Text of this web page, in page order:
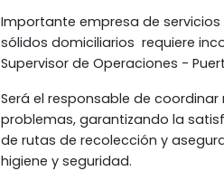
Importante empresa de
sólidos domiciliarios  requiere
Supervisor de Operaciones -
Será el responsable de
problemas, garantizando la
de rutas de recolección y
higiene y seguridad.